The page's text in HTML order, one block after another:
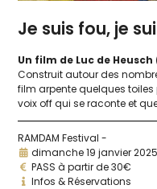
Je suis fou, je
Un film de Luc de Heusch
Construit autour des
film arpente quelques
voix off qui se raconte et
RAMDAM Festival -
dimanche 19 janvier
PASS à partir de 30€
Infos & Réservations